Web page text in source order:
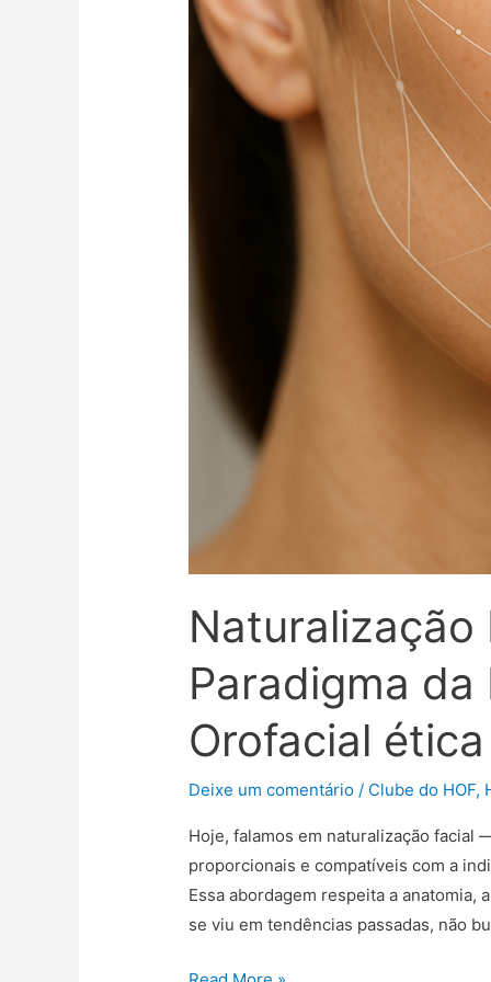
Naturalização
Paradigma
Orofacial
Deixe um comentário / Clube do HOF,
Hoje, falamos em naturalização
proporcionais e compatíveis com a
Essa abordagem respeita a anatomia,
se viu em tendências passadas, não